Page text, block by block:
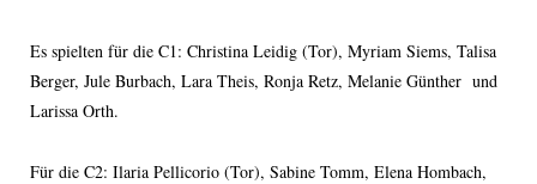
Es spielten für die C1: Christina Leidig (Tor), Myriam Siems, Talisa
Berger, Jule Burbach, Lara Theis, Ronja Retz, Melanie Günther und
Larissa Orth.
Für die C2: Ilaria Pellicorio (Tor), Sabine Tomm, Elena Hombach,